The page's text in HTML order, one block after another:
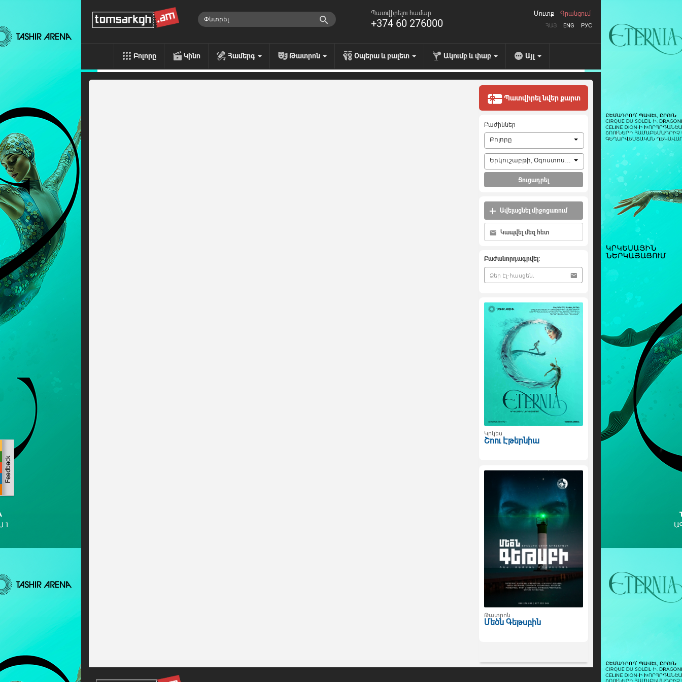
Պատվիրելու համար
+374 60 276000 ՀԱՅ ENG РУС
Մուտք Գրանցում
Բոլորը Կինո Համերգ Թատրոն Օպերա և բալետ Ակումբ և փաբ Այլ
Պատվիրել նվեր քարտ
Բաժիններ
Բոլորը
Երկուշաբթի, Օգոստոս 10, 2026
Ցուցադրել
Ավելացնել միջոցառում
Կապվել մեզ հետ
Բաժանորդագրվել:
Կրկես
Շոու Էթերնիա
Թատրոն
Մեծն Գեթսբին